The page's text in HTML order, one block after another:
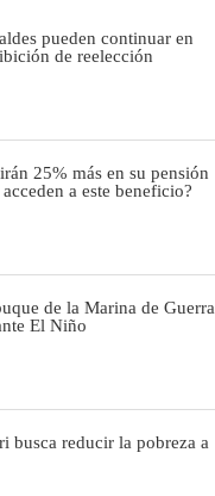
pueden continuar en
de reelección
25% más en su pensión
a este beneficio?
de la Marina de Guerra
El Niño
busca reducir la pobreza a